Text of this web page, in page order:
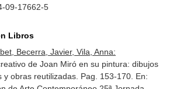
09-17662-5
Libros
Becerra, Javier, Vila, Anna:
de Joan Miró en su pintura: dibujos
y obras reutilizadas. Pag. 153-170. En: